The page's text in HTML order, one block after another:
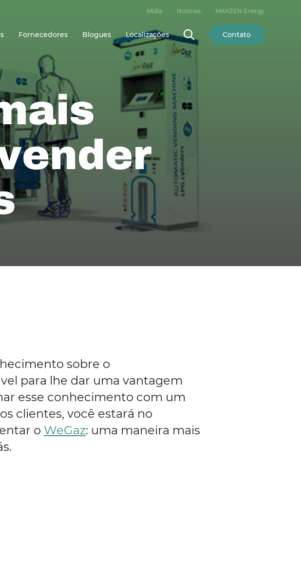
Fornecedores Blogues Localizações Contato
Mídia Notícias MAKEEN Energy
sobre o
para lhe dar uma vantagem
esse conhecimento com um
clientes, você estará no
o WeGaz: uma maneira mais